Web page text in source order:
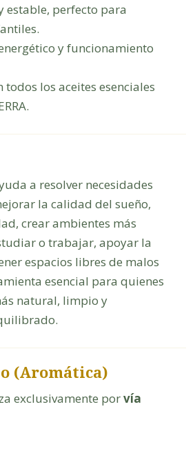
estable, perfecto para
y funcionamiento
los aceites esenciales
a resolver necesidades
la calidad del sueño,
crear ambientes más
o trabajar, apoyar la
espacios libres de malos
esencial para quienes
natural, limpio y
(Aromática)
exclusivamente porvía